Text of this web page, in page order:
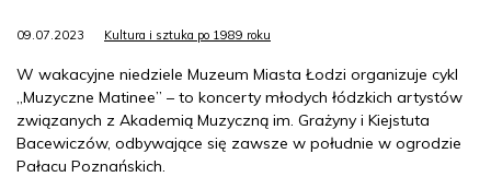
09.07.2023 Kultura i sztuka po 1989 roku
W wakacyjne niedziele Muzeum Miasta Łodzi organizuje cykl
„Muzyczne Matinee” – to koncerty młodych łódzkich artystów
związanych z Akademią Muzyczną im. Grażyny i Kiejstuta
Bacewiczów, odbywające się zawsze w południe w ogrodzie
Pałacu Poznańskich.